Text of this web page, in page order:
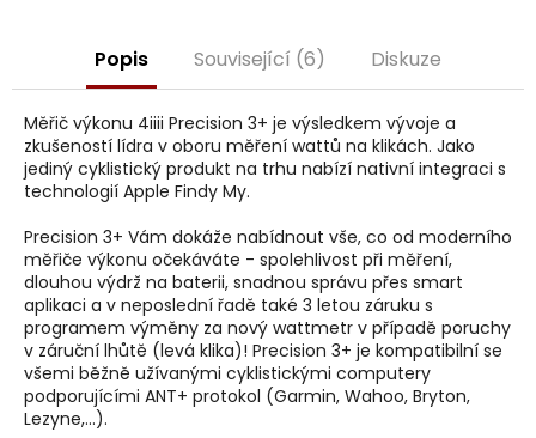
Popis Související (6) Diskuze
Měřič výkonu 4iiii Precision 3+ je výsledkem vývoje a
zkušeností lídra v oboru měření wattů na klikách. Jako
jediný cyklistický produkt na trhu nabízí nativní integraci s
technologií Apple Findy My.
Precision 3+ Vám dokáže nabídnout vše, co od moderního
měřiče výkonu očekáváte - spolehlivost při měření,
dlouhou výdrž na baterii, snadnou správu přes smart
aplikaci a v neposlední řadě také 3 letou záruku s
programem výměny za nový wattmetr v případě poruchy
v záruční lhůtě (levá klika)! Precision 3+ je kompatibilní se
všemi běžně užívanými cyklistickými computery
podporujícími ANT+ protokol (Garmin, Wahoo, Bryton,
Lezyne,...).
e
m
e